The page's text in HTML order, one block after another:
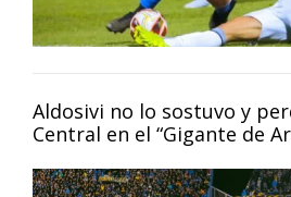
Aldosivi no lo sostuvo y
Central en el “Gigante de